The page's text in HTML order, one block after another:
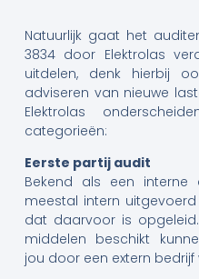
Natuurlijk gaat het
3834 door Elektrolas
uitdelen, denk hierbij
adviseren van nieuwe
Elektrolas
categorieën:
Eerste partij audit
Bekend als een interne
meestal intern
dat daarvoor is
middelen beschikt
jou door een extern